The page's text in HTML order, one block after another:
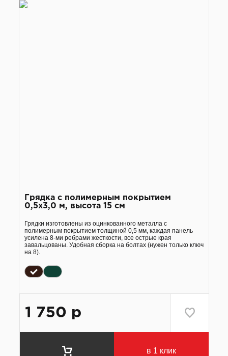
Грядка с полимерным покрытием
0,5х3,0 м, высота 15 см
Грядки изготовлены из оцинкованного металла с
полимерным покрытием толщиной 0,5 мм, каждая панель
усилена 8-ми ребрами жесткости, все острые края
завальцованы. Удобная сборка на болтах (нужен только ключ
на 8).
1 750 р
в 1 клик